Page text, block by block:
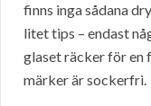
finns inga sådana
litet tips – endast
glaset räcker för en
märker är sockerfri.